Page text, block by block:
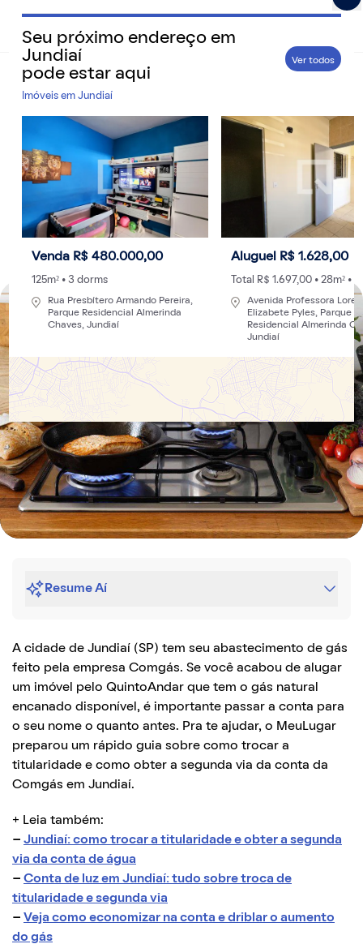
QuintoAndar Guias - Inspiração e tudo o que você
Home> Cidades
Veja como obter 2ª via e trocar a titularidade
da conta de gás em Jundiaí
A cidade do interior de São Paulo tem o serviço de gás
natural encanado prestado pela empresa Comgás
PorRedação- 01/08/2019 às 16:04
Atualizado: 25/09/2024 às 13:08
Resume Aí
A cidade de Jundiaí (SP) tem seu abastecimento de gás
feito pela empresa Comgás. Se você acabou de alugar
um imóvel pelo QuintoAndar que tem o gás natural
encanado disponível, é importante passar a conta para
o seu nome o quanto antes. Pra te ajudar, o MeuLugar
preparou um rápido guia sobre como trocar a
titularidade e como obter a segunda via da conta da
Comgás em Jundiaí.
+ Leia também:
– Jundiaí: como trocar a titularidade e obter a segunda
via da conta de água
– Conta de luz em Jundiaí: tudo sobre troca de
titularidade e segunda via
– Veja como economizar na conta e driblar o aumento
do gás
Seu próximo endereço em
Jundiaí
pode estar aqui
Imóveis emJundiaí
Ver todos
Venda R$ 480.000,00
125m² • 3 dorms
Rua Presbítero Armando Pereira,
Parque Residencial Almerinda
Chaves, Jundiaí
Aluguel R$ 1.628,00
Total R$ 1.697,00 • 28m² •
Avenida Professora
Elizabete Pyles, Parque
Residencial Almerinda
Jundiaí